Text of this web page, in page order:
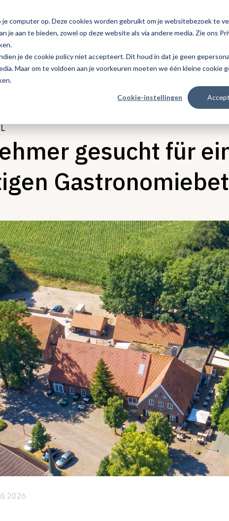
computer op. Deze cookies worden gebruikt om je websitebezoek te
je aan te bieden, zowel op deze website als via andere media. Zie ons
je de cookie policy niet accepteert. Dit houd in dat je geen
Maar om te voldoen aan je voorkeuren moeten we één kleine cookie
Cookie-instellingen
Hét platform voor
de horeca
gesucht für
2026